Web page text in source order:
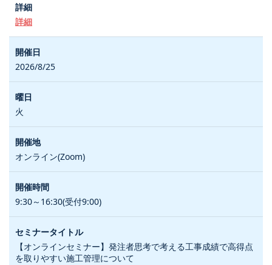
詳細
2026/8/25
火
オンライン(Zoom)
9:30～16:30(受付9:00)
【オンラインセミナー】発注者思考で考える工事成績で高得点
を取りやすい施工管理について